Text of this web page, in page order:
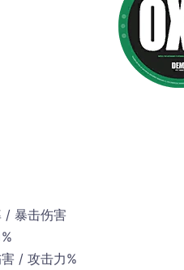
/ 暴击伤害
/ 攻击力%